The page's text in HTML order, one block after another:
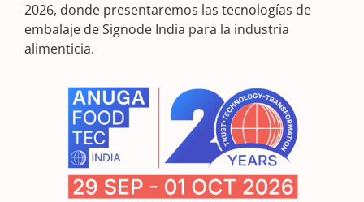
2026, donde presentaremos las tecnologías de
embalaje de Signode India para la industria
alimenticia.